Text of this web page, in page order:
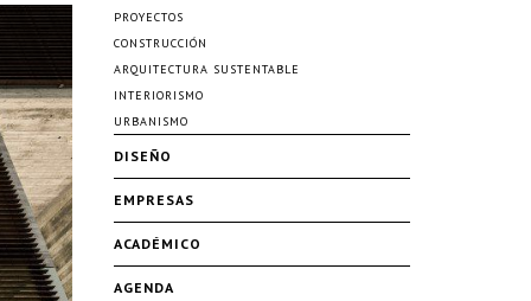
PROYECTOS
CONSTRUCCIÓN
ARQUITECTURA SUSTENTABLE
INTERIORISMO
URBANISMO
DISEÑO
EMPRESAS
ACADÉMICO
AGENDA